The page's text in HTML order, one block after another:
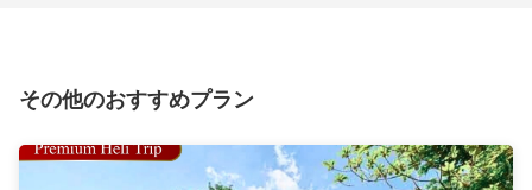
その他のおすすめプラン